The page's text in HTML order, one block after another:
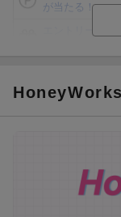
が当たる！
【楽天24】日
ーポン★
HoneyWorks